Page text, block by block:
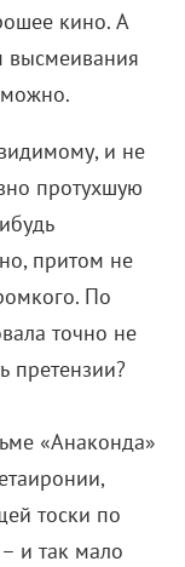
кино. А
высмеивания
и не
протухшую
притом не
По
точно не
претензии?
«Анаконда»
тоски по
и так мало